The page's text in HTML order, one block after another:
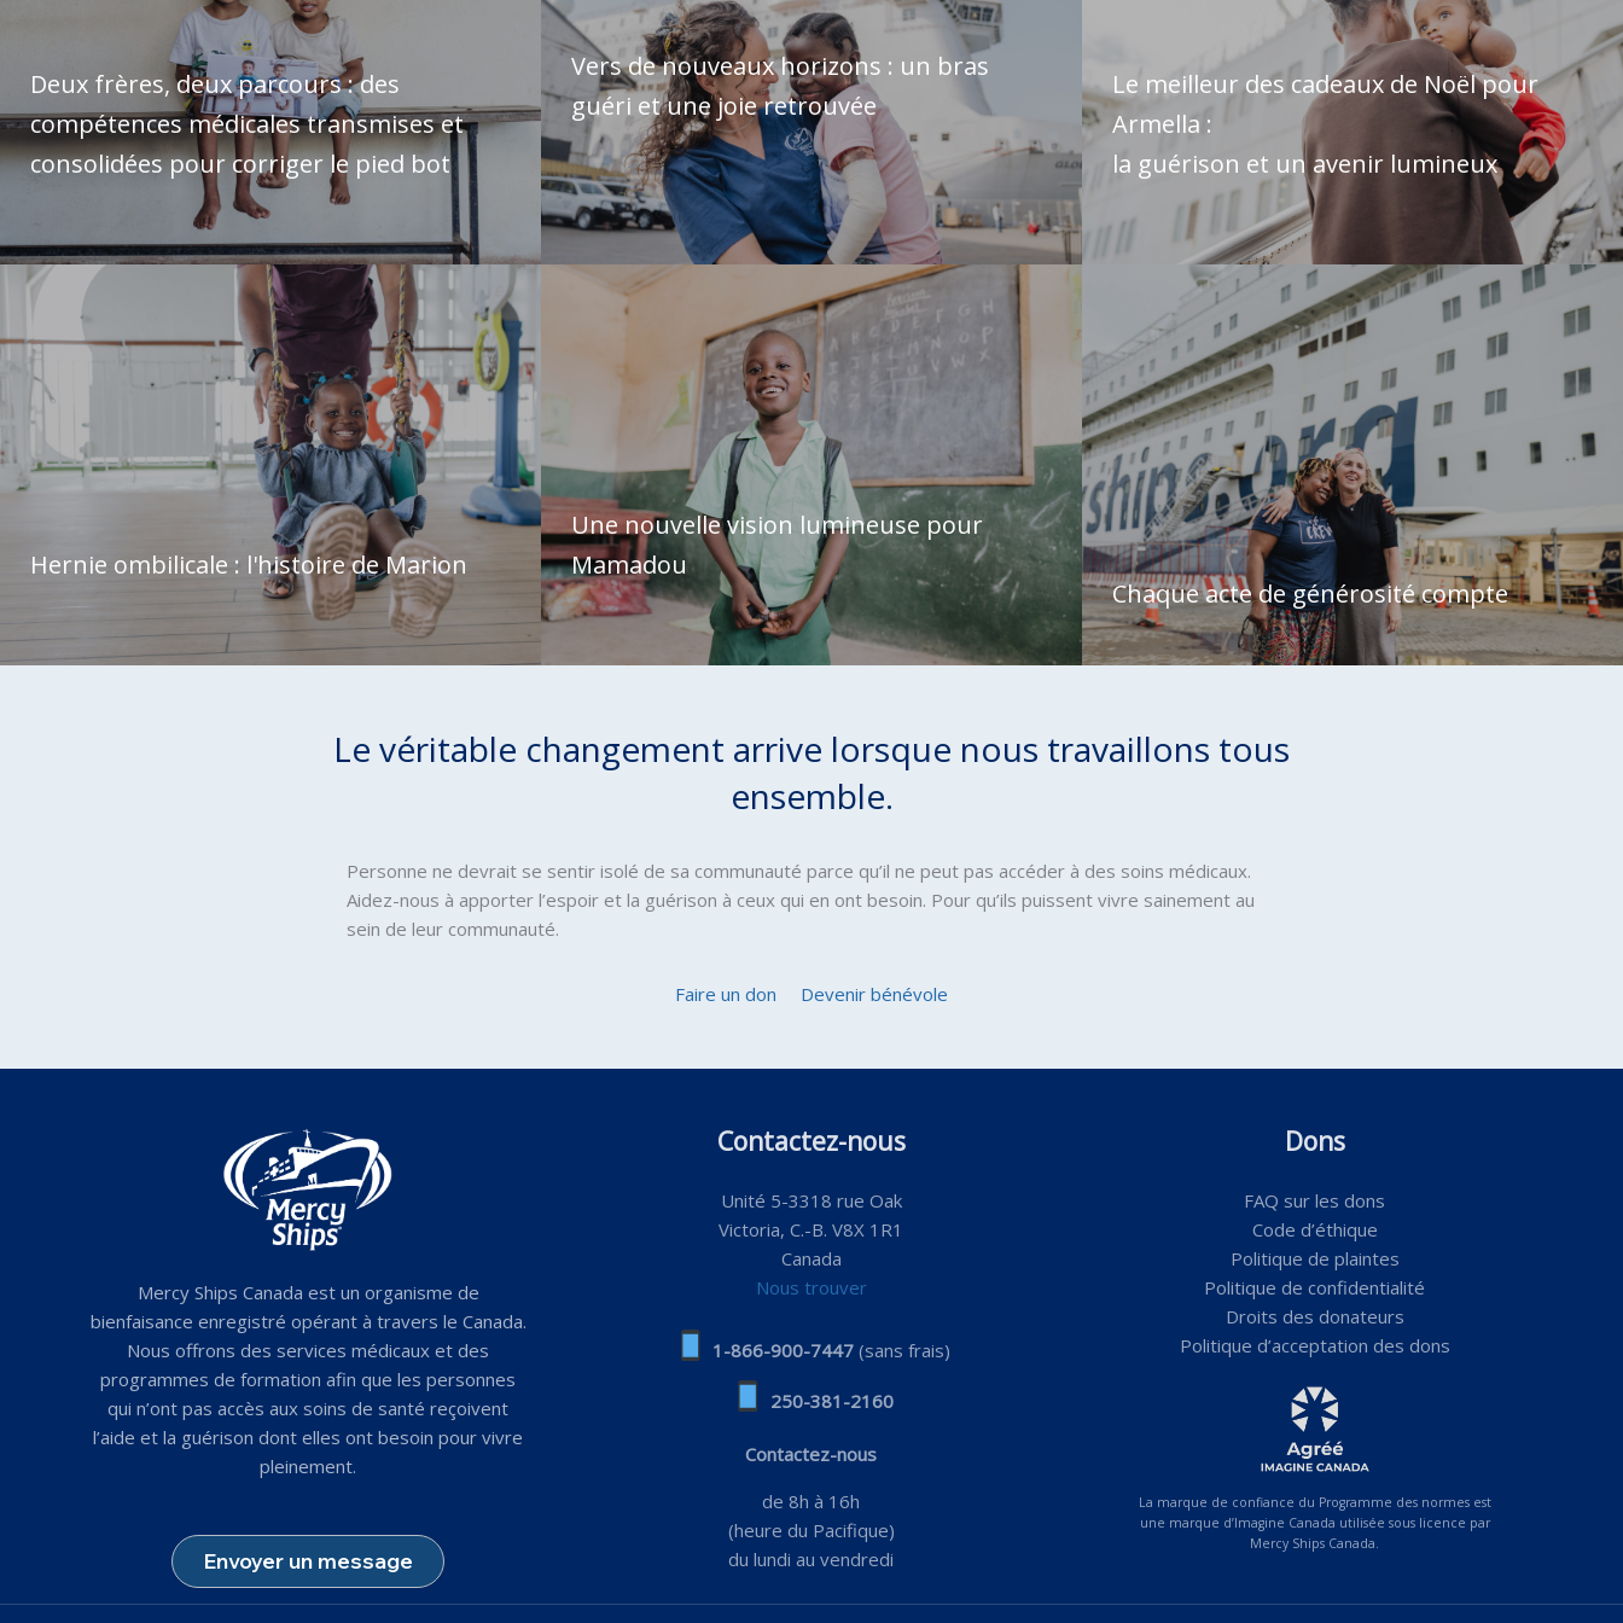
Deux frères, deux parcours : des
compétences médicales transmises et
consolidées pour corriger le pied bot
Vers de nouveaux horizons : un bras
guéri et une joie retrouvée
Le meilleur des cadeaux de Noël pour
Armella :
la guérison et un avenir lumineux
Hernie ombilicale : l'histoire de Marion
Une nouvelle vision lumineuse pour
Mamadou
Chaque acte de générosité compte
Le véritable changement arrive lorsque nous travaillons tous
ensemble.
Personne ne devrait se sentir isolé de sa communauté parce qu’il ne peut pas accéder à des soins médicaux.
Aidez-nous à apporter l’espoir et la guérison à ceux qui en ont besoin. Pour qu’ils puissent vivre sainement au
sein de leur communauté.
Faire un don Devenir bénévole
Mercy Ships Canada est un organisme de
bienfaisance enregistré opérant à travers le Canada.
Nous offrons des services médicaux et des
programmes de formation afin que les personnes
qui n’ont pas accès aux soins de santé reçoivent
l’aide et la guérison dont elles ont besoin pour vivre
pleinement.
Envoyer un message
Contactez-nous
Unité 5-3318 rue Oak
Victoria, C.-B. V8X 1R1
Canada
Nous trouver
1-866-900-7447 (sans frais)
250-381-2160
Contactez-nous
de 8h à 16h
(heure du Pacifique)
du lundi au vendredi
Dons
FAQ sur les dons
Code d’éthique
Politique de plaintes
Politique de confidentialité
Droits des donateurs
Politique d’acceptation des dons
La marque de confiance du Programme des normes est
une marque d’Imagine Canada utilisée sous licence par
Mercy Ships Canada.